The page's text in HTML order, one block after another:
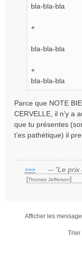
bla-bla-bla
+
bla-bla-bla
+
bla-bla-bla
Parce que NOTE
CERVELLE, il n’y a
que tu présentes
t’es pathétique) il
>>>___ — "Le prix
[Thomas Jefferson]
Afficher les
Trier